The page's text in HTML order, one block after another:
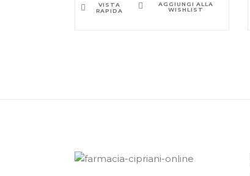
VISTA
RAPIDA
AGGIUNGI ALLA
WISHLIST